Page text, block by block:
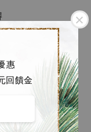
惠
回饋金